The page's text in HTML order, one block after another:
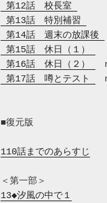
第12話　校長室
第13話　特別補習
第14話　週末の放課後
第15話　休日（１）
第16話　休日（２）
第17話　噂とテスト
■復元版
110話までのあらすじ
13◆汐風の中で１